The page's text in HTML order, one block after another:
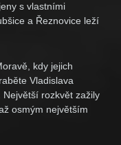
s vlastními
a Řeznovice leží
kdy jejich
Vladislava
rozkvět zažily
osmým největším